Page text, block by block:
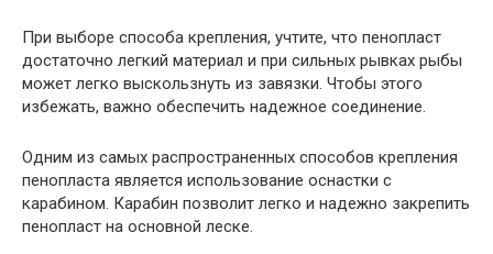
При выборе способа крепления, учтите, что пенопласт
достаточно легкий материал и при сильных рывках рыбы
может легко выскользнуть из завязки. Чтобы этого
избежать, важно обеспечить надежное соединение.
Одним из самых распространенных способов крепления
пенопласта является использование оснастки с
карабином. Карабин позволит легко и надежно закрепить
пенопласт на основной леске.